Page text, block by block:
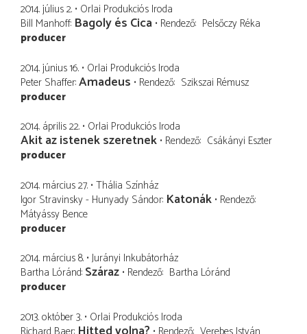
2014. július 2. Orlai Produkciós Iroda
Bill Manhoff Bagoly és Cica Rendező Pelsőczy Réka
producer
2014. június 16. Orlai Produkciós Iroda
Peter Shaffer Amadeus Rendező Szikszai Rémusz
producer
2014. április 22. Orlai Produkciós Iroda
Akit az istenek szeretnek Rendező Csákányi Eszter
producer
2014. március 27. Thália Színház
Igor Stravinsky - Hunyady Sándor Katonák Rendező
Mátyássy Bence
producer
2014. március 8. Jurányi Inkubátorház
Bartha Lóránd Száraz Rendező Bartha Lóránd
producer
2013. október 3. Orlai Produkciós Iroda